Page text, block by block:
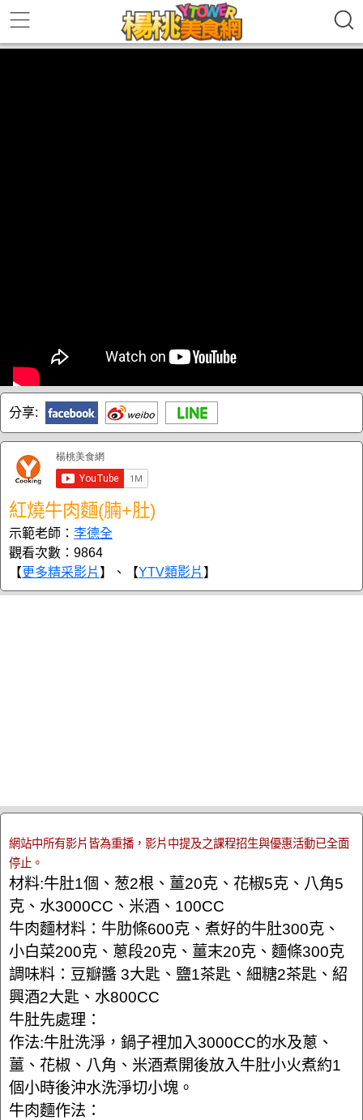
分享:
紅燒牛肉麵(腩+肚)
示範老師： 李德全
觀看次數：9864
【更多精采影片 】、【YTV類影片 】
網站中所有影片皆為重播，影片中提及之課程招生與優惠活動已全面
停止。
材料:牛肚1個、葱2根、薑20克、花椒5克、八角5
克、水3000CC、米酒、100CC
牛肉麵材料：牛肋條600克、煮好的牛肚300克、
小白菜200克、蔥段20克、薑末20克、麵條300克
調味料：豆瓣醬 3大匙、鹽1茶匙、細糖2茶匙、紹
興酒2大匙、水800CC
牛肚先處理：
作法:牛肚洗淨，鍋子裡加入3000CC的水及蔥、
薑、花椒、八角、米酒煮開後放入牛肚小火煮約1
個小時後沖水洗淨切小塊。
牛肉麵作法：